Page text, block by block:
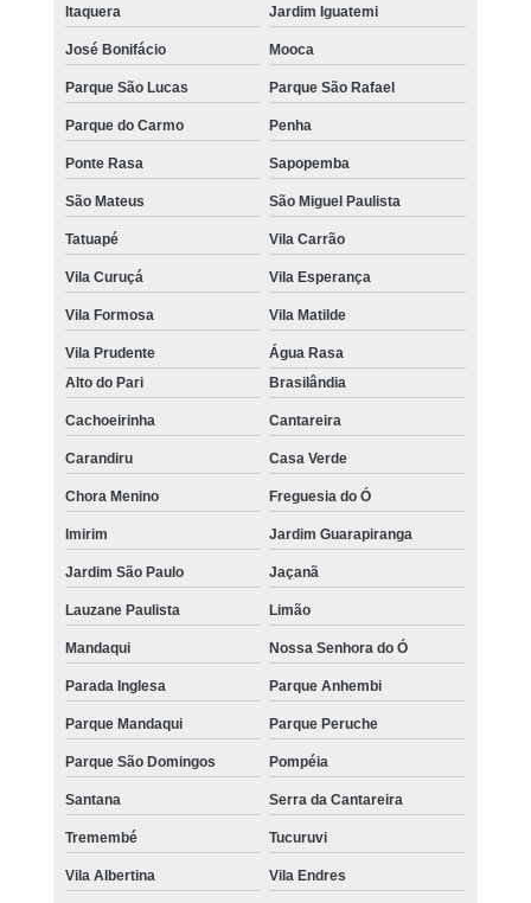
Itaquera Jardim Iguatemi
José Bonifácio Mooca
Parque São Lucas Parque São Rafael
Parque do Carmo Penha
Ponte Rasa Sapopemba
São Mateus São Miguel Paulista
Tatuapé Vila Carrão
Vila Curuçá Vila Esperança
Vila Formosa Vila Matilde
Vila Prudente
Água Rasa
Alto do Pari
Brasilândia
Cachoeirinha Cantareira
Carandiru Casa Verde
Chora Menino Freguesia do Ó
Imirim Jardim Guarapiranga
Jardim São Paulo Jaçanã
Lauzane Paulista Limão
Mandaqui Nossa Senhora do Ó
Parada Inglesa Parque Anhembi
Parque Mandaqui Parque Peruche
Parque São Domingos Pompéia
Santana Serra da Cantareira
Tremembé Tucuruvi
Vila Albertina Vila Endres